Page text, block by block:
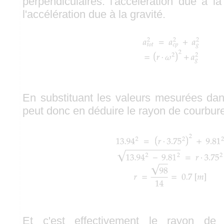
l'accélération due à la gravité.
En substituant les valeurs mesurées
peut donc en déduire le rayon de
Et c'est effectivement le rayon de